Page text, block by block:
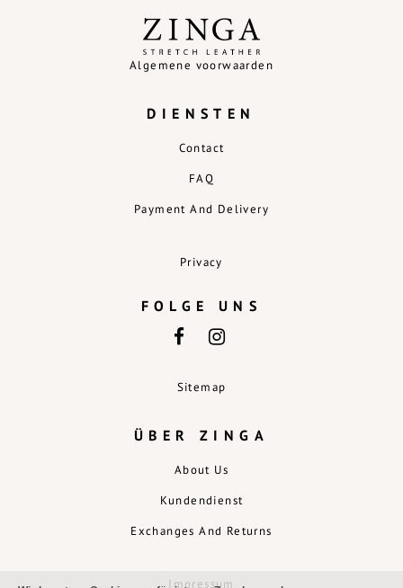
Algemene voorwaarden
DIENSTEN
Contact
FAQ
Payment And Delivery
Privacy
ÜBER ZINGA
About Us
Kundendienst
Exchanges And Returns
Impressum
FOLGE UNS
Sitemap